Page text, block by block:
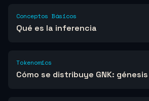
Conceptos Básicos
Qué es la inferencia
Tokenomics
Cómo se distribuye GNK: